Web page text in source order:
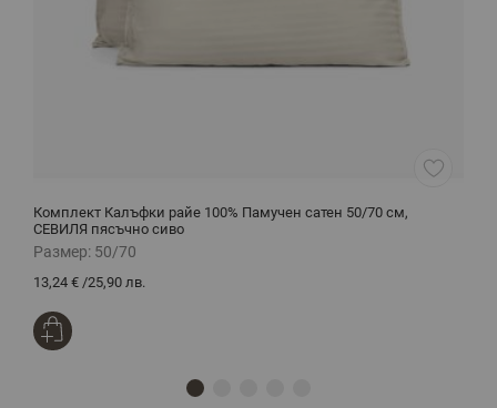
Комплект Калъфки райе 100% Памучен сатен 50/70 см,
СЕВИЛЯ пясъчно сиво
Размер: 50/70
13,24 € /25,90 лв.